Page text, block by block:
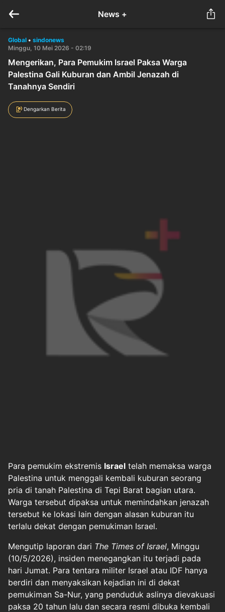
News +
Global • sindonews
Minggu, 10 Mei 2026 - 02:19
Mengerikan, Para Pemukim Israel Paksa Warga
Palestina Gali Kuburan dan Ambil Jenazah di
Tanahnya Sendiri
Dengarkan Berita
Para pemukim ekstremis Israel telah memaksa warga
Palestina untuk menggali kembali kuburan seorang
pria di tanah Palestina di Tepi Barat bagian utara.
Warga tersebut dipaksa untuk memindahkan jenazah
tersebut ke lokasi lain dengan alasan kuburan itu
terlalu dekat dengan pemukiman Israel.
Mengutip laporan dari The Times of Israel, Minggu
(10/5/2026), insiden menegangkan itu terjadi pada
hari Jumat. Para tentara militer Israel atau IDF hanya
berdiri dan menyaksikan kejadian ini di dekat
pemukiman Sa-Nur, yang penduduk aslinya dievakuasi
paksa 20 tahun lalu dan secara resmi dibuka kembali